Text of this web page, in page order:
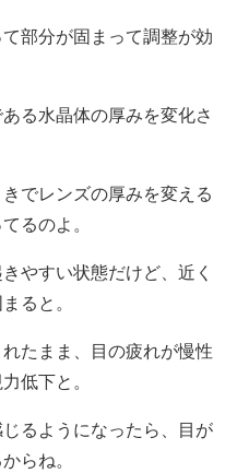
部分が固まって調整が効
る水晶体の厚みを変化さ
でレンズの厚みを変える
るのよ。
やすい状態だけど、近く
ると。
たまま、目の疲れが慢性
低下と。
るようになったら、目が
らね。